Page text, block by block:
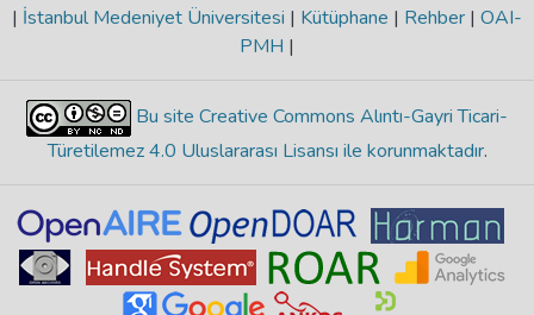
| İstanbul Medeniyet Üniversitesi | Kütüphane | Rehber | OAI-
PMH |
Bu site Creative Commons Alıntı-Gayri Ticari-
Türetilemez 4.0 Uluslararası Lisansı ile korunmaktadır.